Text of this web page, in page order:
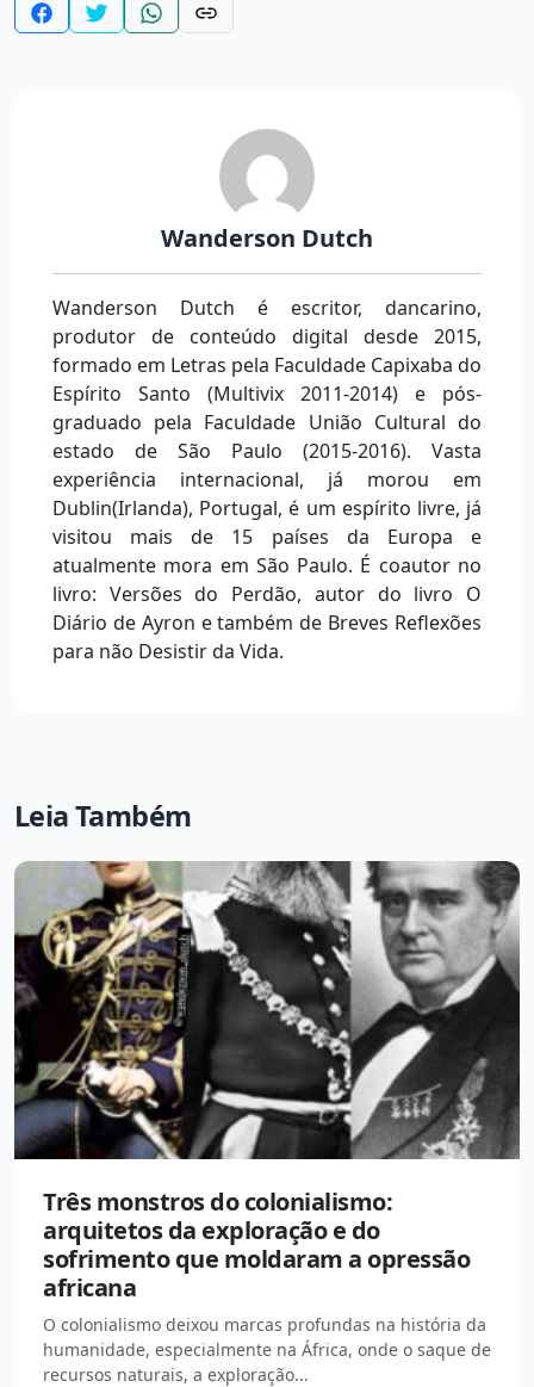
Wanderson Dutch
Wanderson Dutch é escritor, dancarino,
produtor de conteúdo digital desde 2015,
formado em Letras pela Faculdade Capixaba do
Espírito Santo (Multivix 2011-2014) e pós-
graduado pela Faculdade União Cultural do
estado de São Paulo (2015-2016). Vasta
experiência internacional, já morou em
Dublin(Irlanda), Portugal, é um espírito livre, já
visitou mais de 15 países da Europa e
atualmente mora em São Paulo. É coautor no
livro: Versões do Perdão, autor do livro O
Diário de Ayron e também de Breves Reflexões
para não Desistir da Vida.
Leia Também
Três monstros do colonialismo:
arquitetos da exploração e do
sofrimento que moldaram a opressão
africana
O colonialismo deixou marcas profundas na história da
humanidade, especialmente na África, onde o saque de
recursos naturais, a exploração...